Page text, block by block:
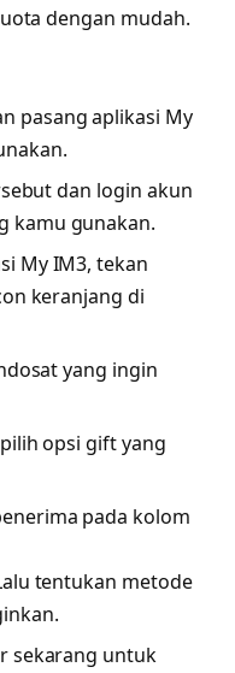
dengan mudah.
pasang aplikasi My
dan login akun
kamu gunakan.
My IM3, tekan
keranjang di
yang ingin
opsi gift yang
pada kolom
tentukan metode
sekarang untuk